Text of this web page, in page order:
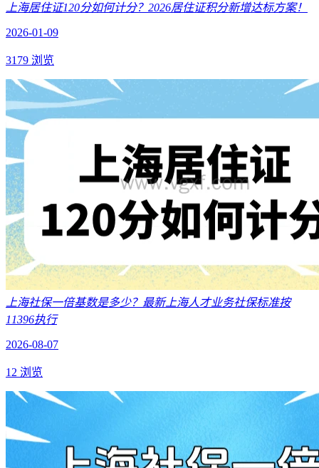
上海居住证120分如何计分？2026居住证积分新增达标方案！
2026-01-09
3179 浏览
上海社保一倍基数是多少？最新上海人才业务社保标准按
11396执行
2026-08-07
12 浏览